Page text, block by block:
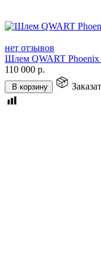
нет отзывов
Шлем QWART Phoenix
110 000 р.
В корзину